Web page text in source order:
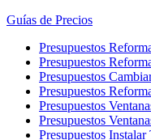
Guías de Precios
Presupuestos
Presupuestos
Presupuestos
Presupuestos
Presupuestos
Presupuestos
Presupuestos Instalar